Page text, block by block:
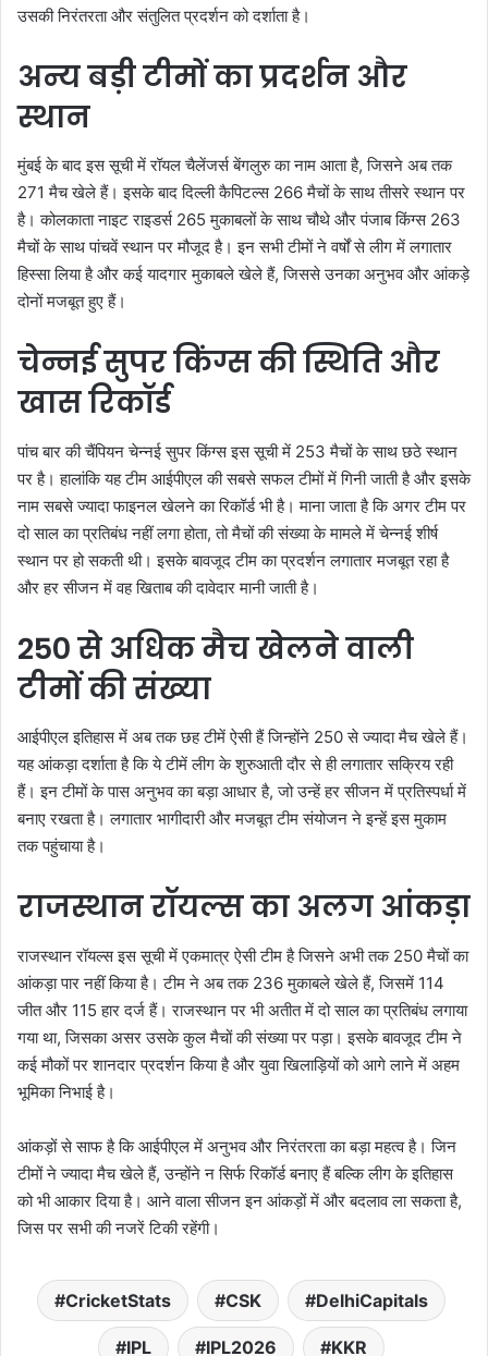
उसकी निरंतरता और संतुलित प्रदर्शन को दर्शाता है।
अन्य बड़ी टीमों का प्रदर्शन और
स्थान
मुंबई के बाद इस सूची में रॉयल चैलेंजर्स बेंगलुरु का नाम आता है, जिसने अब तक
271 मैच खेले हैं। इसके बाद दिल्ली कैपिटल्स 266 मैचों के साथ तीसरे स्थान पर
है। कोलकाता नाइट राइडर्स 265 मुकाबलों के साथ चौथे और पंजाब किंग्स 263
मैचों के साथ पांचवें स्थान पर मौजूद है। इन सभी टीमों ने वर्षों से लीग में लगातार
हिस्सा लिया है और कई यादगार मुकाबले खेले हैं, जिससे उनका अनुभव और आंकड़े
दोनों मजबूत हुए हैं।
चेन्नई सुपर किंग्स की स्थिति और
खास रिकॉर्ड
पांच बार की चैंपियन चेन्नई सुपर किंग्स इस सूची में 253 मैचों के साथ छठे स्थान
पर है। हालांकि यह टीम आईपीएल की सबसे सफल टीमों में गिनी जाती है और इसके
नाम सबसे ज्यादा फाइनल खेलने का रिकॉर्ड भी है। माना जाता है कि अगर टीम पर
दो साल का प्रतिबंध नहीं लगा होता, तो मैचों की संख्या के मामले में चेन्नई शीर्ष
स्थान पर हो सकती थी। इसके बावजूद टीम का प्रदर्शन लगातार मजबूत रहा है
और हर सीजन में वह खिताब की दावेदार मानी जाती है।
250 से अधिक मैच खेलने वाली
टीमों की संख्या
आईपीएल इतिहास में अब तक छह टीमें ऐसी हैं जिन्होंने 250 से ज्यादा मैच खेले हैं।
यह आंकड़ा दर्शाता है कि ये टीमें लीग के शुरुआती दौर से ही लगातार सक्रिय रही
हैं। इन टीमों के पास अनुभव का बड़ा आधार है, जो उन्हें हर सीजन में प्रतिस्पर्धा में
बनाए रखता है। लगातार भागीदारी और मजबूत टीम संयोजन ने इन्हें इस मुकाम
तक पहुंचाया है।
राजस्थान रॉयल्स का अलग आंकड़ा
राजस्थान रॉयल्स इस सूची में एकमात्र ऐसी टीम है जिसने अभी तक 250 मैचों का
आंकड़ा पार नहीं किया है। टीम ने अब तक 236 मुकाबले खेले हैं, जिसमें 114
जीत और 115 हार दर्ज हैं। राजस्थान पर भी अतीत में दो साल का प्रतिबंध लगाया
गया था, जिसका असर उसके कुल मैचों की संख्या पर पड़ा। इसके बावजूद टीम ने
कई मौकों पर शानदार प्रदर्शन किया है और युवा खिलाड़ियों को आगे लाने में अहम
भूमिका निभाई है।
आंकड़ों से साफ है कि आईपीएल में अनुभव और निरंतरता का बड़ा महत्व है। जिन
टीमों ने ज्यादा मैच खेले हैं, उन्होंने न सिर्फ रिकॉर्ड बनाए हैं बल्कि लीग के इतिहास
को भी आकार दिया है। आने वाला सीजन इन आंकड़ों में और बदलाव ला सकता है,
जिस पर सभी की नजरें टिकी रहेंगी।
CricketStats CSK DelhiCapitals
IPL IPL2026 KKR